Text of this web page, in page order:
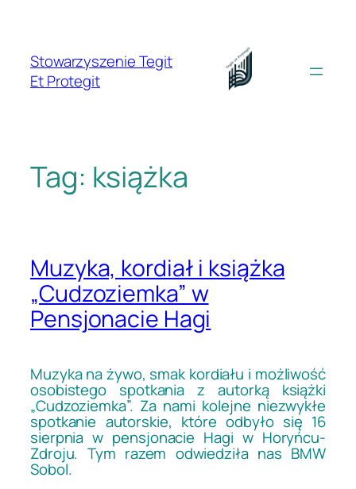
treściStowarzyszenie Tegit
Et Protegit
Tag: książka
Muzyka, kordiał i książka
„Cudzoziemka” w
Pensjonacie Hagi
Muzyka na żywo, smak kordiału i możliwość
osobistego spotkania z autorką książki
„Cudzoziemka”. Za nami kolejne niezwykłe
spotkanie autorskie, które odbyło się 16
sierpnia w pensjonacie Hagi w Horyńcu-
Zdroju. Tym razem odwiedziła nas BMW
Sobol.